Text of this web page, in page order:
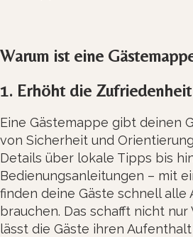
Warum ist eine
1. Erhöht die
Eine Gästemappe gibt deinen
von Sicherheit und
Details über lokale Tipps bis
Bedienungsanleitungen – mit
finden deine Gäste schnell alle
brauchen. Das schafft nicht
lässt die Gäste ihren